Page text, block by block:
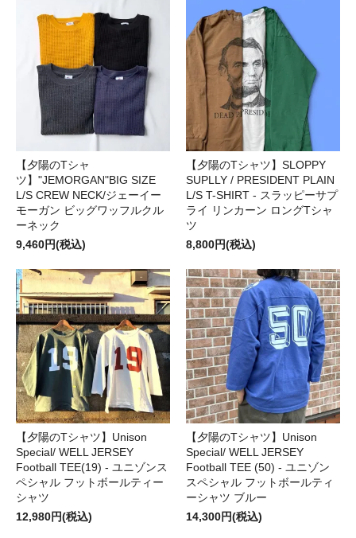
【夕陽のTシャ
ツ】"JEMORGAN"BIG SIZE
L/S CREW NECK/ジェーイー
モーガン ビッグワッフルクル
ーネック
9,460円(税込)
【夕陽のTシャツ】SLOPPY
SUPLLY / PRESIDENT PLAIN
L/S T-SHIRT - スラッピーサプ
ライ リンカーン ロングTシャ
ツ
8,800円(税込)
【夕陽のTシャツ】Unison
Special/ WELL JERSEY
Football TEE(19) - ユニゾンス
ペシャル フットボールティー
シャツ
12,980円(税込)
【夕陽のTシャツ】Unison
Special/ WELL JERSEY
Football TEE (50) - ユニゾン
スペシャル フットボールティ
ーシャツ ブルー
14,300円(税込)